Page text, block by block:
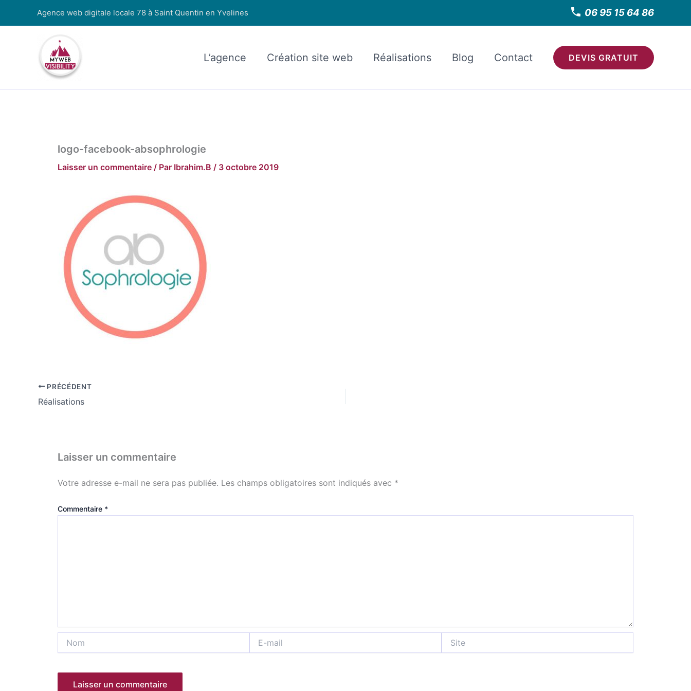
Agence web digitale locale 78 à Saint Quentin en Yvelines 06 95 15 64 86
L’agence Création site web Réalisations Blog Contact DEVIS GRATUIT
logo-facebook-absophrologie
Laisser un commentaire / Par Ibrahim.B / 3 octobre 2019
PRÉCÉDENT
Réalisations
Laisser un commentaire
Votre adresse e-mail ne sera pas publiée. Les champs obligatoires sont indiqués avec *
Commentaire *
mail